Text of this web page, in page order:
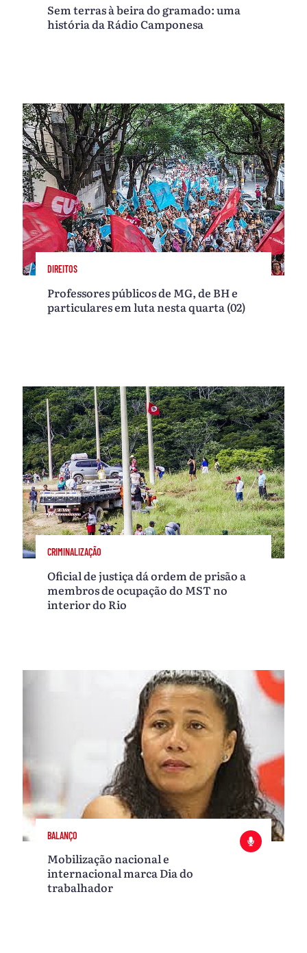
Sem terras à beira do gramado: uma
história da Rádio Camponesa
DIREITOS
Professores públicos de MG, de BH e
particulares em luta nesta quarta (02)
CRIMINALIZAÇÃO
Oficial de justiça dá ordem de prisão a
membros de ocupação do MST no
interior do Rio
BALANÇO
Mobilização nacional e
internacional marca Dia do
trabalhador